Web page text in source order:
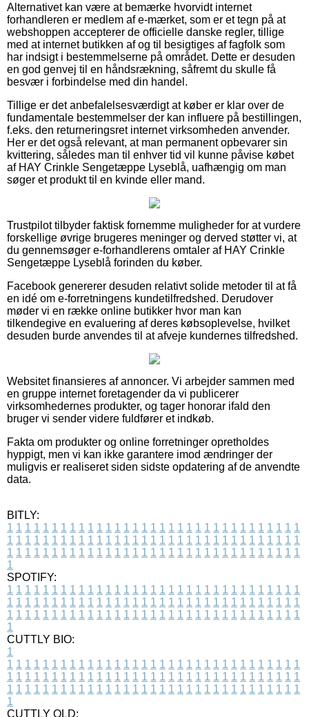
Alternativet kan være at bemærke hvorvidt internet
forhandleren er medlem af e-mærket, som er et tegn på at
webshoppen accepterer de officielle danske regler, tillige
med at internet butikken af og til besigtiges af fagfolk som
har indsigt i bestemmelserne på området. Dette er desuden
en god genvej til en håndsrækning, såfremt du skulle få
besvær i forbindelse med din handel.
Tillige er det anbefalelsesværdigt at køber er klar over de
fundamentale bestemmelser der kan influere på bestillingen,
f.eks. den returneringsret internet virksomheden anvender.
Her er det også relevant, at man permanent opbevarer sin
kvittering, således man til enhver tid vil kunne påvise købet
af HAY Crinkle Sengetæppe Lyseblå, uafhængig om man
søger et produkt til en kvinde eller mand.
Trustpilot tilbyder faktisk fornemme muligheder for at vurdere
forskellige øvrige brugeres meninger og derved støtter vi, at
du gennemsøger e-forhandlerens omtaler af HAY Crinkle
Sengetæppe Lyseblå forinden du køber.
Facebook genererer desuden relativt solide metoder til at få
en idé om e-forretningens kundetilfredshed. Derudover
møder vi en række online butikker hvor man kan
tilkendegive en evaluering af deres købsoplevelse, hvilket
desuden burde anvendes til at afveje kundernes tilfredshed.
Websitet finansieres af annoncer. Vi arbejder sammen med
en gruppe internet foretagender da vi publicerer
virksomhedernes produkter, og tager honorar ifald den
bruger vi sender videre fuldfører et indkøb.
Fakta om produkter og online forretninger opretholdes
hyppigt, men vi kan ikke garantere imod ændringer der
muligvis er realiseret siden sidste opdatering af de anvendte
data.
BITLY:
1 1 1 1 1 1 1 1 1 1 1 1 1 1 1 1 1 1 1 1 1 1 1 1 1 1 1 1 1 1 1 1 1
1 1 1 1 1 1 1 1 1 1 1 1 1 1 1 1 1 1 1 1 1 1 1 1 1 1 1 1 1 1 1 1 1
1 1 1 1 1 1 1 1 1 1 1 1 1 1 1 1 1 1 1 1 1 1 1 1 1 1 1 1 1 1 1 1 1
1
SPOTIFY:
1 1 1 1 1 1 1 1 1 1 1 1 1 1 1 1 1 1 1 1 1 1 1 1 1 1 1 1 1 1 1 1 1
1 1 1 1 1 1 1 1 1 1 1 1 1 1 1 1 1 1 1 1 1 1 1 1 1 1 1 1 1 1 1 1 1
1 1 1 1 1 1 1 1 1 1 1 1 1 1 1 1 1 1 1 1 1 1 1 1 1 1 1 1 1 1 1 1 1
1
CUTTLY BIO:
1
1 1 1 1 1 1 1 1 1 1 1 1 1 1 1 1 1 1 1 1 1 1 1 1 1 1 1 1 1 1 1 1 1
1 1 1 1 1 1 1 1 1 1 1 1 1 1 1 1 1 1 1 1 1 1 1 1 1 1 1 1 1 1 1 1 1
1 1 1 1 1 1 1 1 1 1 1 1 1 1 1 1 1 1 1 1 1 1 1 1 1 1 1 1 1 1 1 1 1
1
CUTTLY OLD: